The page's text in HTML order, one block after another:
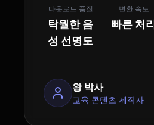
다운로드 품질
탁월한 음
성 선명도
변환 속도
빠른 처리
왕 박사
교육 콘텐츠 제작자